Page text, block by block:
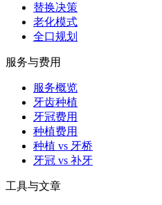
替换决策
老化模式
全口规划
服务与费用
服务概览
牙齿种植
牙冠费用
种植费用
种植 vs 牙桥
牙冠 vs 补牙
工具与文章